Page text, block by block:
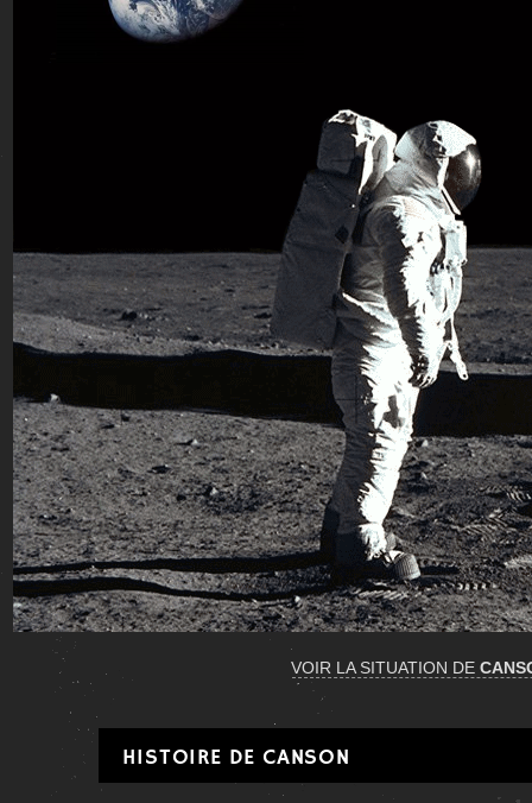
VOIR LA SITUATION DE
HISTOIRE DE CANSON